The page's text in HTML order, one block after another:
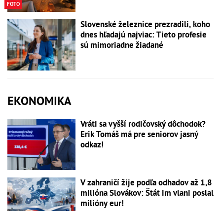
FOTO
Slovenské železnice prezradili, koho
dnes hľadajú najviac: Tieto profesie
sú mimoriadne žiadané
EKONOMIKA
Vráti sa vyšší rodičovský dôchodok?
Erik Tomáš má pre seniorov jasný
odkaz!
V zahraničí žije podľa odhadov až 1,8
milióna Slovákov: Štát im vlani poslal
milióny eur!